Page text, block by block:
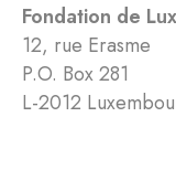
Fondation de
12, rue Erasme
P.O. Box 281
L-2012